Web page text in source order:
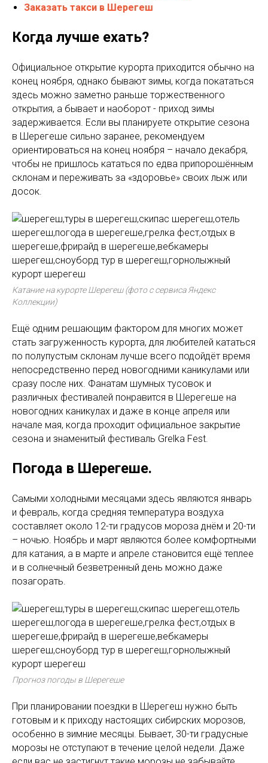
Заказать такси в Шерегеш
Когда лучше ехать?
Официальное открытие курорта приходится обычно на
конец ноября, однако бывают зимы, когда покататься
здесь можно заметно раньше торжественного
открытия, а бывает и наоборот - приход зимы
задерживается. Если вы планируете открытие сезона
в Шерегеше сильно заранее, рекомендуем
ориентироваться на конец ноября – начало декабря,
чтобы не пришлось кататься по едва припорошённым
склонам и переживать за «здоровье» своих лыж или
досок.
Катание на курорте Шерегеш (фото с сервиса Яндекс
Коллекции)
Ещё одним решающим фактором для многих может
стать загруженность курорта, для любителей кататься
по полупустым склонам лучше всего подойдёт время
непосредственно перед новогодними каникулами или
сразу после них. Фанатам шумных тусовок и
различных фестивалей понравится в Шерегеше на
новогодних каникулах и даже в конце апреля или
начале мая, когда проходит официальное закрытие
сезона и знаменитый фестиваль Grelka Fest.
Погода в Шерегеше.
Самыми холодными месяцами здесь являются январь
и февраль, когда средняя температура воздуха
составляет около 12-ти градусов мороза днём и 20-ти
– ночью. Ноябрь и март являются более комфортными
для катания, а в марте и апреле становится ещё теплее
и в солнечный безветренный день можно даже
позагорать.
Прогноз погоды в Шерегеше
При планировании поездки в Шерегеш нужно быть
готовым и к приходу настоящих сибирских морозов,
особенно в зимние месяцы. Бывает, 30-ти градусные
морозы не отступают в течение целой недели. Даже